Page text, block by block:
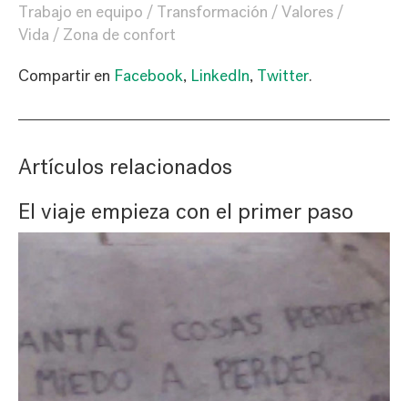
Trabajo en equipo
Transformación
Valores
Vida
Zona de confort
Compartir en Facebook, LinkedIn, Twitter.
Artículos relacionados
El viaje empieza con el primer paso